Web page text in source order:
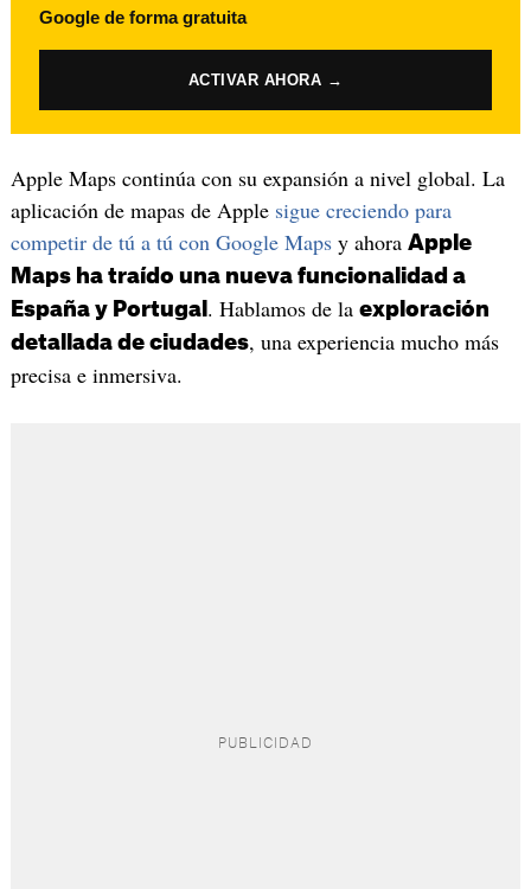
Google de forma gratuita
ACTIVAR AHORA →
Apple Maps continúa con su expansión a nivel global. La
aplicación de mapas de Apple sigue creciendo para
competir de tú a tú con Google Mapsy ahora Apple
Maps ha traído una nueva funcionalidad a
España y Portugal . Hablamos de la exploración
detallada de ciudades, una experiencia mucho más
precisa e inmersiva.